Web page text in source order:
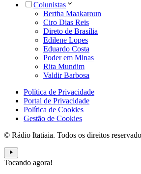
Colunistas
Bertha Maakaroun
Ciro Dias Reis
Direto de Brasília
Edilene Lopes
Eduardo Costa
Poder em Minas
Rita Mundim
Valdir Barbosa
Política de Privacidade
Portal de Privacidade
Política de Cookies
Gestão de Cookies
© Rádio Itatiaia. Todos os direitos
Tocando agora!